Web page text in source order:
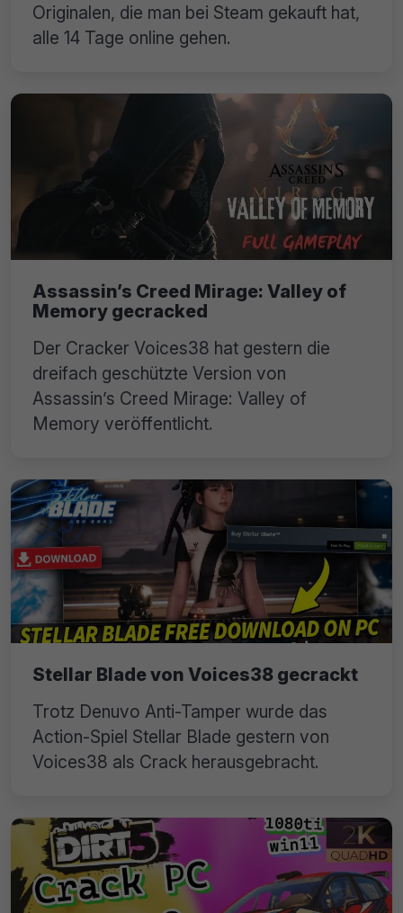
Originalen, die man bei Steam gekauft hat,
alle 14 Tage online gehen.
Assassin’s Creed Mirage: Valley of
Memory gecracked
Der Cracker Voices38 hat gestern die
dreifach geschützte Version von
Assassin’s Creed Mirage: Valley of
Memory veröffentlicht.
Stellar Blade von Voices38 gecrackt
Trotz Denuvo Anti-Tamper wurde das
Action-Spiel Stellar Blade gestern von
Voices38 als Crack herausgebracht.